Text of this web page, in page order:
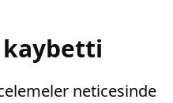
kaybetti
neticesinde